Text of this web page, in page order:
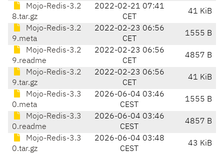
Mojo-Redis-3.2
8.tar.gz
2022-02-21 07:41
CET
41 KiB
Mojo-Redis-3.2
9.meta
2022-02-23 06:56
CET
1555 B
Mojo-Redis-3.2
9.readme
2022-02-23 06:56
CET
4857 B
Mojo-Redis-3.2
9.tar.gz
2022-02-23 06:56
CET
41 KiB
Mojo-Redis-3.3
0.meta
2026-06-04 03:46
CEST
1555 B
Mojo-Redis-3.3
0.readme
2026-06-04 03:46
CEST
4857 B
Mojo-Redis-3.3
0.tar.gz
2026-06-04 03:48
CEST
43 KiB